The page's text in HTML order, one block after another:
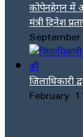
कोपेनहेगन में
मंत्री दिनेश
जिलाधिकारी
February